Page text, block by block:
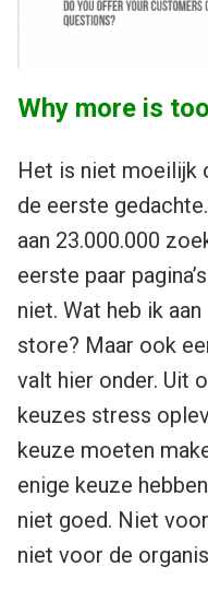
Why more is
Het is niet moeilijk
de eerste
aan 23.000.000
eerste paar
niet. Wat heb ik
store? Maar ook
valt hier onder. Uit
keuzes stress
keuze moeten
enige keuze
niet goed. Niet
niet voor de